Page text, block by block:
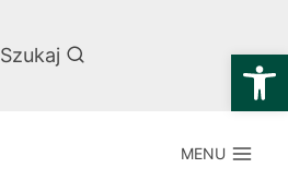
Szukaj
MENU